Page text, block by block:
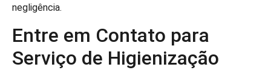
negligência.
Entre em Contato para
Serviço de Higienização